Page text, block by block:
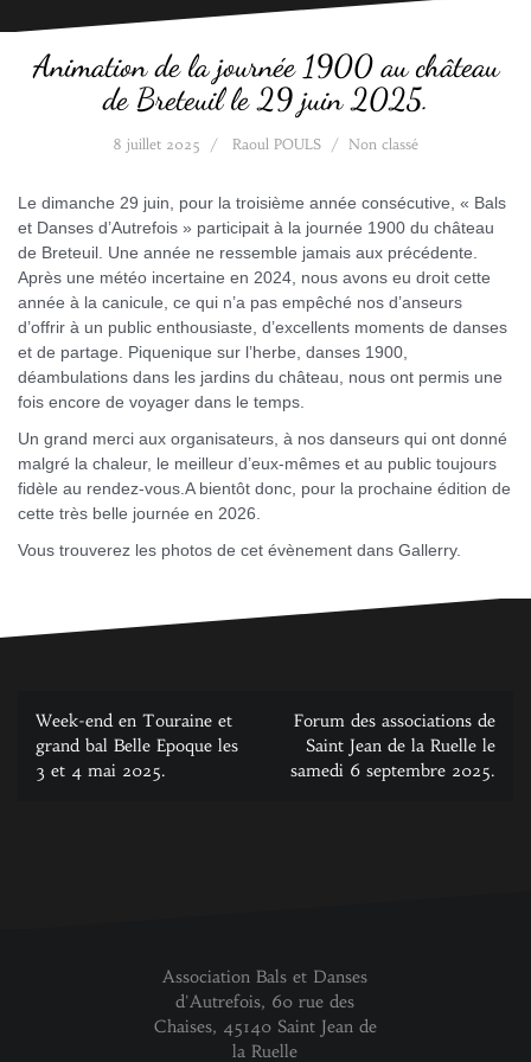
Animation de la journée 1900 au château
de Breteuil le 29 juin 2025.
8 juillet 2025 Raoul POULS Non classé
Le dimanche 29 juin, pour la troisième année consécutive, « Bals
et Danses d’Autrefois » participait à la journée 1900 du château
de Breteuil. Une année ne ressemble jamais aux précédente.
Après une météo incertaine en 2024, nous avons eu droit cette
année à la canicule, ce qui n’a pas empêché nos d’anseurs
d’offrir à un public enthousiaste, d’excellents moments de danses
et de partage. Piquenique sur l’herbe, danses 1900,
déambulations dans les jardins du château, nous ont permis une
fois encore de voyager dans le temps.
Un grand merci aux organisateurs, à nos danseurs qui ont donné
malgré la chaleur, le meilleur d’eux-mêmes et au public toujours
fidèle au rendez-vous.A bientôt donc, pour la prochaine édition de
cette très belle journée en 2026.
Vous trouverez les photos de cet évènement dans Gallerry.
Navigation
de
l’article
Week-end en Touraine et
grand bal Belle Epoque les
3 et 4 mai 2025.
Forum des associations de
Saint Jean de la Ruelle le
samedi 6 septembre 2025.
Association Bals et Danses
d'Autrefois, 60 rue des
Chaises, 45140 Saint Jean de
la Ruelle